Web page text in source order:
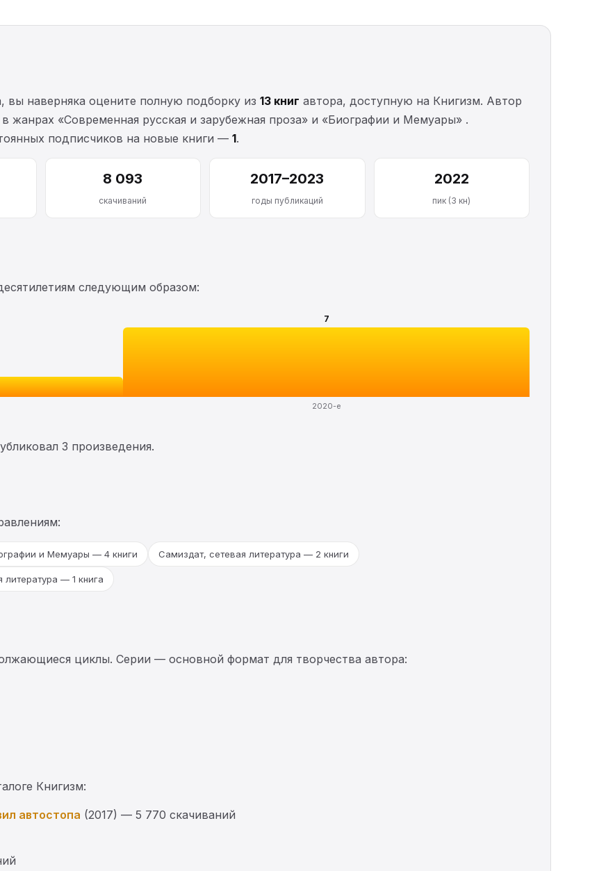
вы наверняка оцените полную подборку из 13 книг автора, доступную на Книгизм. Автор
жанрах «Современная русская и зарубежная проза» и «Биографии и Мемуары» .
подписчиков на новые книги — 1.
8 093
скачиваний
2017–2023
годы публикаций
2022
пик (3 кн)
следующим образом:
7
2020-е
3 произведения.
и Мемуары — 4 книги Самиздат, сетевая литература — 2 книги
литература — 1 книга
циклы. Серии — основной формат для творчества автора:
Книгизм:
автостопа (2017) — 5 770 скачиваний